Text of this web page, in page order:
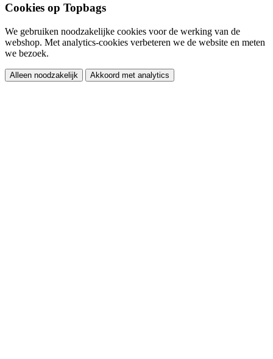
Cookies op Topbags
We gebruiken noodzakelijke cookies voor de werking van de
webshop. Met analytics-cookies verbeteren we de website en meten
we bezoek.
Alleen noodzakelijk Akkoord met analytics